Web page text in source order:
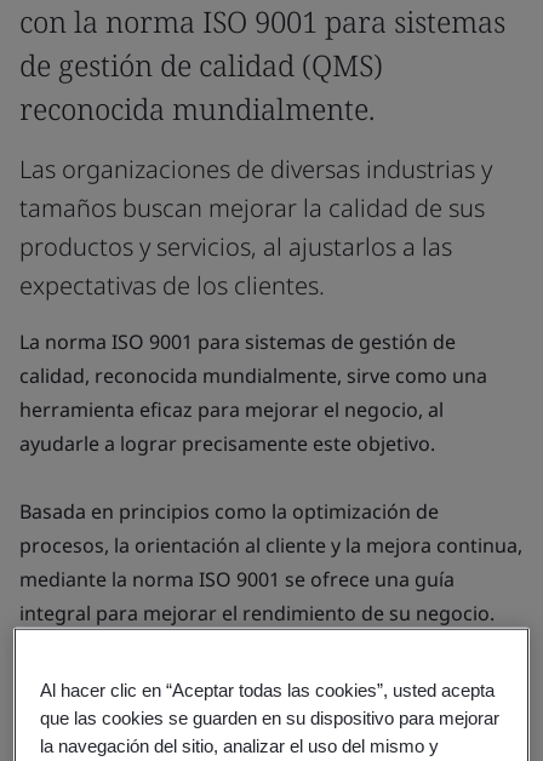
con la norma ISO 9001 para sistemas
de gestión de calidad (QMS)
reconocida mundialmente.
Las organizaciones de diversas industrias y
tamaños buscan mejorar la calidad de sus
productos y servicios, al ajustarlos a las
expectativas de los clientes.
La norma ISO 9001 para sistemas de gestión de
calidad, reconocida mundialmente, sirve como una
herramienta eficaz para mejorar el negocio, al
ayudarle a lograr precisamente este objetivo.
Basada en principios como la optimización de
procesos, la orientación al cliente y la mejora continua,
mediante la norma ISO 9001 se ofrece una guía
integral para mejorar el rendimiento de su negocio.
operaciones sino que también se destaca la
importancia de adaptarse constantemente para
satisfacer las necesidades de los clientes y fomentar
Al hacer clic en “Aceptar todas las cookies”, usted acepta
que las cookies se guarden en su dispositivo para mejorar
la navegación del sitio, analizar el uso del mismo y